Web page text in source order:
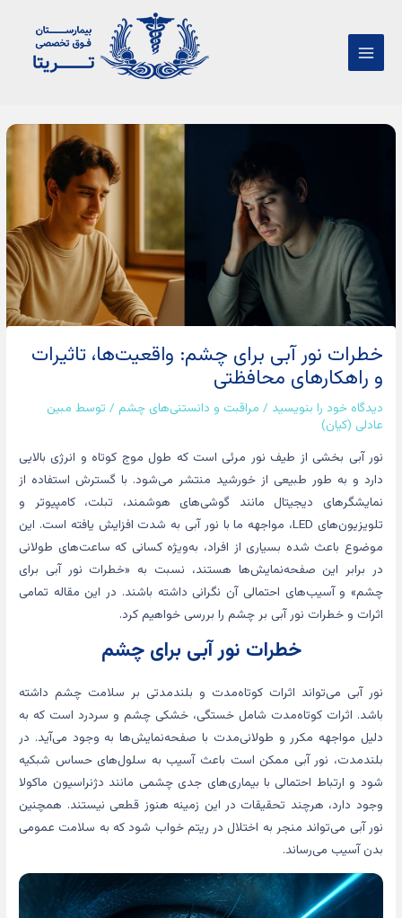
محتواMenu
خطرات نور آبی برای چشم: واقعیت‌ها، تاثیرات
و راهکارهای محافظتی
دیدگاه‌ خود را بنویسید / مراقبت و دانستنی‌های چشم / توسط مبین
عادلی (کیان)
نور آبی بخشی از طیف نور مرئی است که طول موج کوتاه و انرژی بالایی
دارد و به طور طبیعی از خورشید منتشر می‌شود. با گسترش استفاده از
نمایشگرهای دیجیتال مانند گوشی‌های هوشمند، تبلت، کامپیوتر و
تلویزیون‌های LED، مواجهه ما با نور آبی به شدت افزایش یافته است. این
موضوع باعث شده بسیاری از افراد، به‌ویژه کسانی که ساعت‌های طولانی
در برابر این صفحه‌نمایش‌ها هستند، نسبت به «خطرات نور آبی برای
چشم» و آسیب‌های احتمالی آن نگرانی داشته باشند. در این مقاله تمامی
اثرات و خطرات نور آبی بر چشم را بررسی خواهیم کرد.
خطرات نور آبی برای چشم
نور آبی می‌تواند اثرات کوتاه‌مدت و بلندمدتی بر سلامت چشم داشته
باشد. اثرات کوتاه‌مدت شامل خستگی، خشکی چشم و سردرد است که به
دلیل مواجهه مکرر و طولانی‌مدت با صفحه‌نمایش‌ها به وجود می‌آید. در
بلندمدت، نور آبی ممکن است باعث آسیب به سلول‌های حساس شبکیه
شود و ارتباط احتمالی با بیماری‌های جدی چشمی مانند دژنراسیون ماکولا
وجود دارد، هرچند تحقیقات در این زمینه هنوز قطعی نیستند. همچنین
نور آبی می‌تواند منجر به اختلال در ریتم خواب شود که به سلامت عمومی
بدن آسیب می‌رساند.
پیمایش